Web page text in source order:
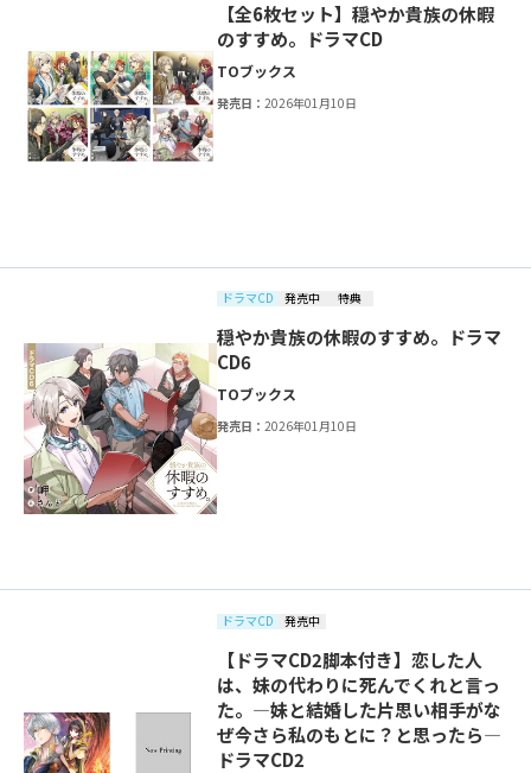
【全6枚セット】穏やか貴族の休暇
のすすめ。ドラマCD
TOブックス
発売日：2026年01月10日
ドラマCD 発売中 特典
穏やか貴族の休暇のすすめ。ドラマ
CD6
TOブックス
発売日：2026年01月10日
ドラマCD 発売中
【ドラマCD2脚本付き】恋した人
は、妹の代わりに死んでくれと言っ
た。―妹と結婚した片思い相手がな
ぜ今さら私のもとに？と思ったら―
ドラマCD2